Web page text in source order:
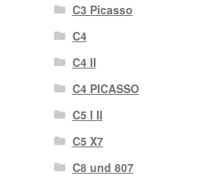
C3 Picasso
C4
C4 II
C4 PICASSO
C5 I II
C5 X7
C8 und 807